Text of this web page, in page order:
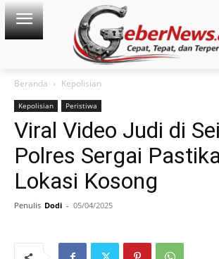
Beranda Kepolisian
Kepolisian Peristiwa
Viral Video Judi di
Polres Sergai
Lokasi Kosong
Penulis Dodi - 05/04/2025